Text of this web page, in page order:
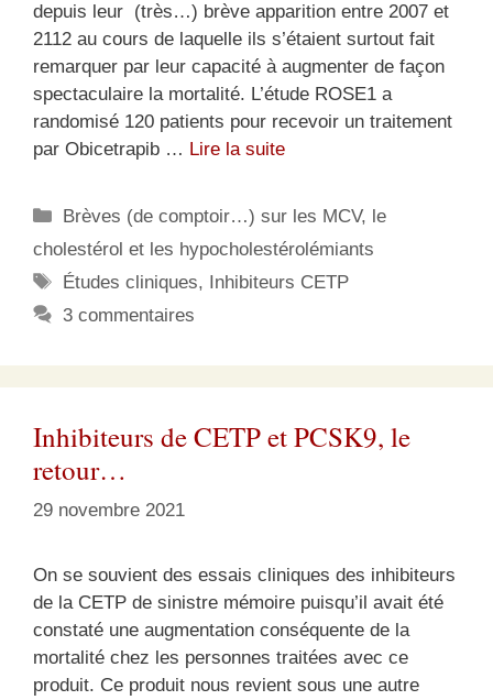
depuis leur (très…) brève apparition entre 2007 et
2112 au cours de laquelle ils s’étaient surtout fait
remarquer par leur capacité à augmenter de façon
spectaculaire la mortalité. L’étude ROSE1 a
randomisé 120 patients pour recevoir un traitement
par Obicetrapib … Lire la suite
Catégories
Brèves (de comptoir…) sur les MCV, le
cholestérol et les hypocholestérolémiants
Étiquettes
Études cliniques, Inhibiteurs CETP
3 commentaires
Inhibiteurs de CETP et PCSK9, le
retour…
29 novembre 2021
On se souvient des essais cliniques des inhibiteurs
de la CETP de sinistre mémoire puisqu’il avait été
constaté une augmentation conséquente de la
mortalité chez les personnes traitées avec ce
produit. Ce produit nous revient sous une autre